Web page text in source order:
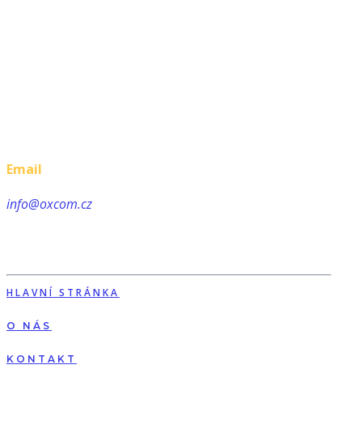
Email
info@oxcom.cz
HLAVNÍ STRÁNKA
O NÁS
KONTAKT